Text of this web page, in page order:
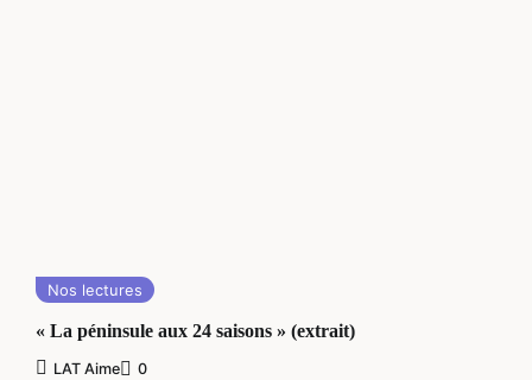
Nos lectures
« La péninsule aux 24 saisons » (extrait)
LAT Aime 0